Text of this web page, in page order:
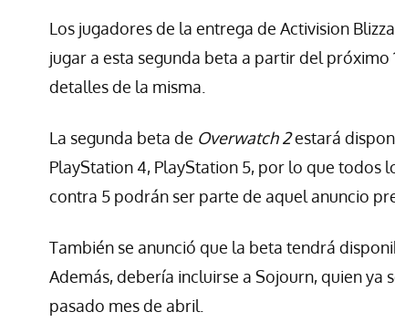
Los jugadores de la entrega de Activision
jugar a esta segunda beta a partir del
detalles de la misma.
La segunda beta de Overwatch 2estará
PlayStation 4, PlayStation 5, por lo que todos
contra 5 podrán ser parte de aquel anuncio
También se anunció que la beta tendrá
Además, debería incluirse a Sojourn, quien
pasado mes de abril.